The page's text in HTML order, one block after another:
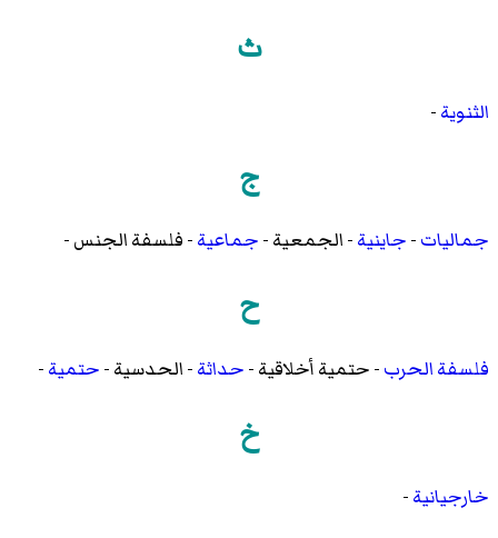
ث
الثنوية-
ج
جماليات-جاينية-الجمعية-جماعية-فلسفة الجنس-
ح
فلسفة الحرب-حتمية أخلاقية-حداثة-الحدسية-حتمية-
خ
خارجيانية-